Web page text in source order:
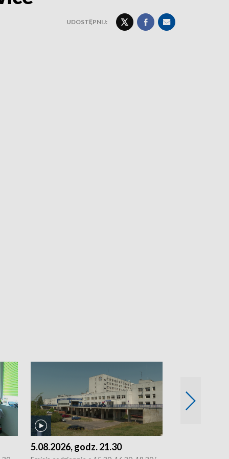
UDOSTĘPNIJ:
5.08.2026, godz. 21.30